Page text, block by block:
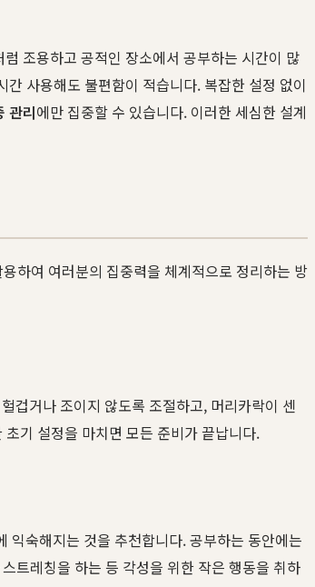
조용하고 공적인 장소에서 공부하는 시간이 많
사용해도 불편함이 적습니다. 복잡한 설정 없이
관리에만 집중할 수 있습니다. 이러한 세심한 설계
하여 여러분의 집중력을 체계적으로 정리하는 방
겁거나 조이지 않도록 조절하고, 머리카락이 센
기 설정을 마치면 모든 준비가 끝납니다.
숙해지는 것을 추천합니다. 공부하는 동안에는
트레칭을 하는 등 각성을 위한 작은 행동을 취하